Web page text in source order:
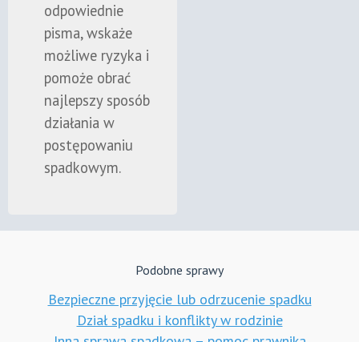
odpowiednie
pisma, wskaże
możliwe ryzyka i
pomoże obrać
najlepszy sposób
działania w
postępowaniu
spadkowym.
Podobne sprawy
Bezpieczne przyjęcie lub odrzucenie spadku
Dział spadku i konflikty w rodzinie